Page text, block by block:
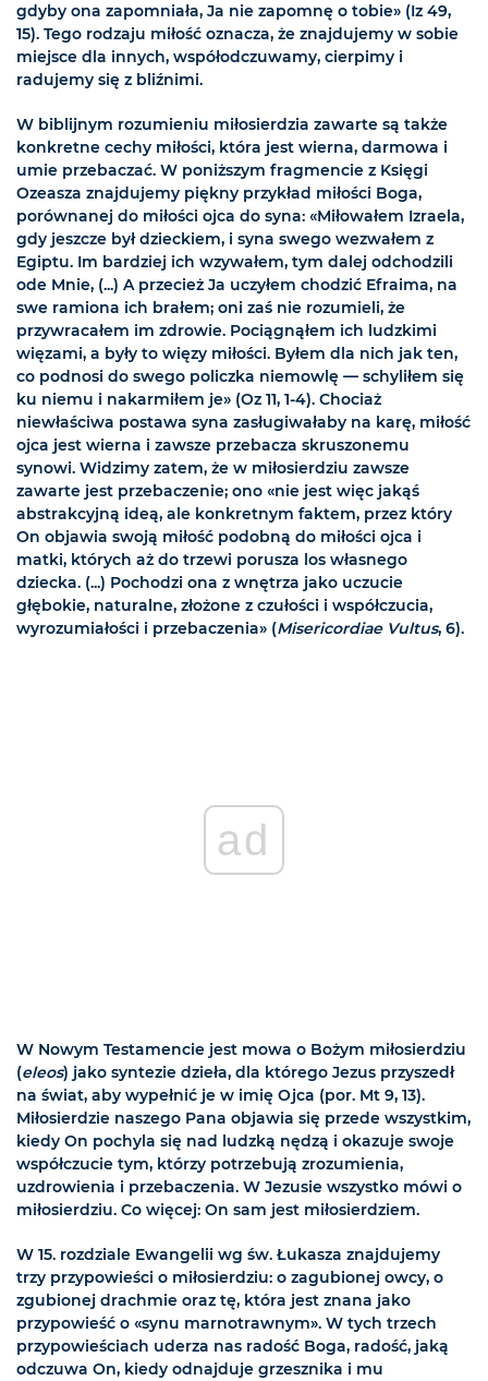
gdyby ona zapomniała, Ja nie zapomnę o tobie» (Iz 49,
15). Tego rodzaju miłość oznacza, że znajdujemy w sobie
miejsce dla innych, współodczuwamy, cierpimy i
radujemy się z bliźnimi.
W biblijnym rozumieniu miłosierdzia zawarte są także
konkretne cechy miłości, która jest wierna, darmowa i
umie przebaczać. W poniższym fragmencie z Księgi
Ozeasza znajdujemy piękny przykład miłości Boga,
porównanej do miłości ojca do syna: «Miłowałem Izraela,
gdy jeszcze był dzieckiem, i syna swego wezwałem z
Egiptu. Im bardziej ich wzywałem, tym dalej odchodzili
ode Mnie, (...) A przecież Ja uczyłem chodzić Efraima, na
swe ramiona ich brałem; oni zaś nie rozumieli, że
przywracałem im zdrowie. Pociągnąłem ich ludzkimi
więzami, a były to więzy miłości. Byłem dla nich jak ten,
co podnosi do swego policzka niemowlę — schyliłem się
ku niemu i nakarmiłem je» (Oz 11, 1-4). Chociaż
niewłaściwa postawa syna zasługiwałaby na karę, miłość
ojca jest wierna i zawsze przebacza skruszonemu
synowi. Widzimy zatem, że w miłosierdziu zawsze
zawarte jest przebaczenie; ono «nie jest więc jakąś
abstrakcyjną ideą, ale konkretnym faktem, przez który
On objawia swoją miłość podobną do miłości ojca i
matki, których aż do trzewi porusza los własnego
dziecka. (...) Pochodzi ona z wnętrza jako uczucie
głębokie, naturalne, złożone z czułości i współczucia,
wyrozumiałości i przebaczenia» (Misericordiae Vultus, 6).
ad
W Nowym Testamencie jest mowa o Bożym miłosierdziu
(eleos) jako syntezie dzieła, dla którego Jezus przyszedł
na świat, aby wypełnić je w imię Ojca (por. Mt 9, 13).
Miłosierdzie naszego Pana objawia się przede wszystkim,
kiedy On pochyla się nad ludzką nędzą i okazuje swoje
współczucie tym, którzy potrzebują zrozumienia,
uzdrowienia i przebaczenia. W Jezusie wszystko mówi o
miłosierdziu. Co więcej: On sam jest miłosierdziem.
W 15. rozdziale Ewangelii wg św. Łukasza znajdujemy
trzy przypowieści o miłosierdziu: o zagubionej owcy, o
zgubionej drachmie oraz tę, która jest znana jako
przypowieść o «synu marnotrawnym». W tych trzech
przypowieściach uderza nas radość Boga, radość, jaką
odczuwa On, kiedy odnajduje grzesznika i mu